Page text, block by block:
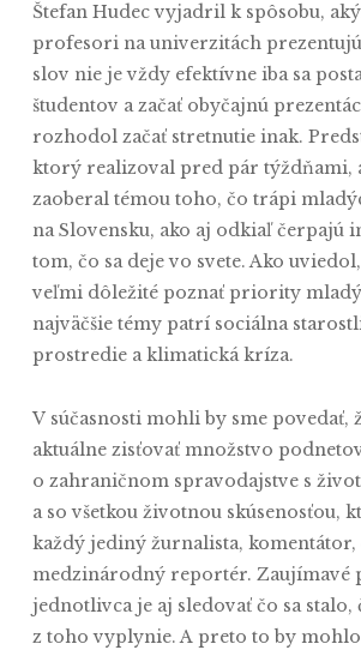
Štefan Hudec vyjadril k spôsobu,
profesori na univerzitách
slov nie je vždy efektívne iba sa
študentov a začať obyčajnú
rozhodol začať stretnutie inak.
ktorý realizoval pred pár týždňami,
zaoberal témou toho, čo trápi
na Slovensku, ako aj odkiaľ čerpajú
tom, čo sa deje vo svete. Ako
veľmi dôležité poznať priority
najväčšie témy patrí sociálna
prostredie a klimatická kríza.
V súčasnosti mohli by sme povedať,
aktuálne zisťovať množstvo
o zahraničnom spravodajstve s
a so všetkou životnou skúsenosťou,
každý jediný žurnalista, komentátor,
medzinárodný reportér. Zaujímavé
jednotlivca je aj sledovať čo sa stalo,
z toho vyplynie. A preto to by